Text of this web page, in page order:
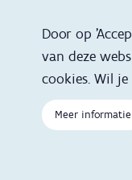
Door op
van deze
cookies. Wil
Meer informatie
Specifieke
Zwangerschap
Slapen